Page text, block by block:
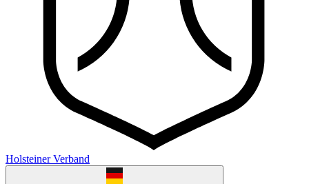
Holsteiner Verband